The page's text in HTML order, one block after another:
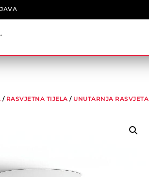
/ RASVJETNA TIJELA / UNUTARNJA RASVJETA